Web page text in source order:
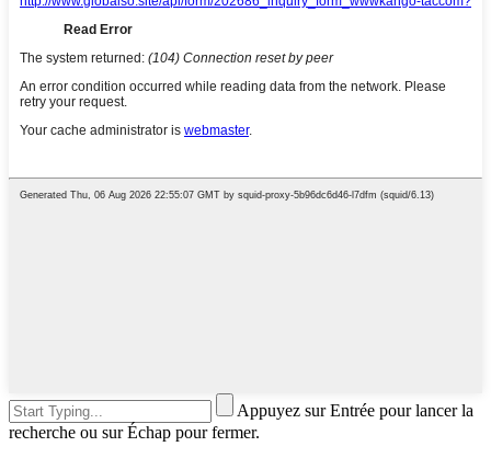
Appuyez sur Entrée pour lancer la
recherche ou sur Échap pour fermer.